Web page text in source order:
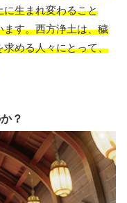
に生まれ変わること
す。西方浄土は、穢
める人々にとって、
？